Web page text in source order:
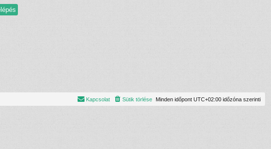
Minden időpont UTC+02:00 időzóna szerinti
Sütik törlése
Kapcsolat